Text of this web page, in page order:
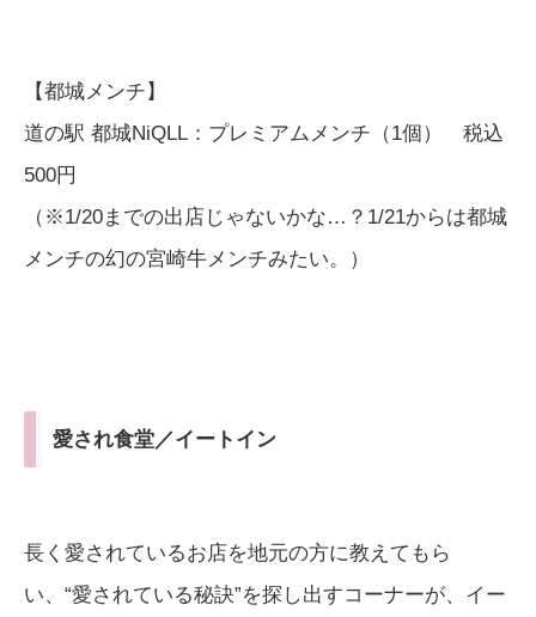
【都城メンチ】
道の駅 都城NiQLL：プレミアムメンチ（1個） 税込
500円
（※1/20までの出店じゃないかな…？1/21からは都城
メンチの幻の宮崎牛メンチみたい。）
愛され食堂／イートイン
長く愛されているお店を地元の方に教えてもら
い、“愛されている秘訣”を探し出すコーナーが、イー